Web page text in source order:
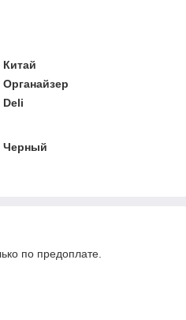
Китай
Органайзер
Deli
Черный
по предоплате.